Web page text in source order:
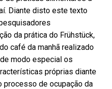
Diante disto este texto
da prática do Frühstück,
café da manhã realizado
modo especial os
próprias diante
de ocupação da